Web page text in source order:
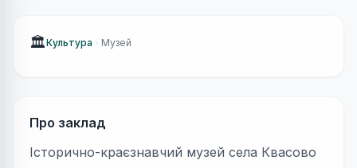
🏛Культура Музей
Про заклад
Історично-краєзнавчий музей села Квасово